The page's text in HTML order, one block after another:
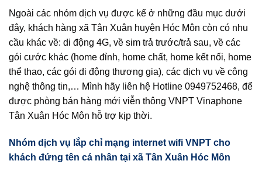
Ngoài các nhóm dịch vụ được kể ở những đầu mục dưới
đây, khách hàng xã Tân Xuân huyện Hóc Môn còn có nhu
cầu khác về: di động 4G, về sim trả trước/trả sau, về các
gói cước khác (home đỉnh, home chất, home kết nối, home
thể thao, các gói di động thương gia), các dịch vụ về công
nghệ thông tin,… Mình hãy liên hệ Hotline 0949752468, để
được phòng bán hàng mới viễn thông VNPT Vinaphone
Tân Xuân Hóc Môn hỗ trợ kịp thời.
Nhóm dịch vụ lắp chỉ mạng internet wifi VNPT cho
khách đứng tên cá nhân tại xã Tân Xuân Hóc Môn